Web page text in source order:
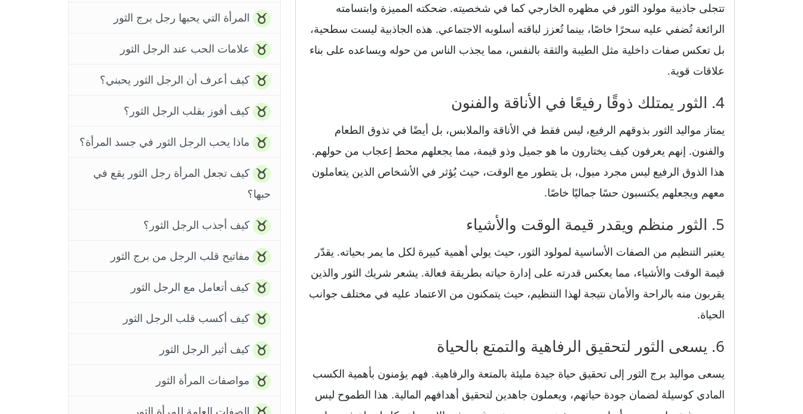
تتجلى جاذبية مولود الثور في مظهره الخارجي كما في شخصيته. ضحكته المميزة وابتسامته
الرائعة تُضفي عليه سحرًا خاصًا، بينما تُعزز لباقته أسلوبه الاجتماعي. هذه الجاذبية ليست سطحية،
بل تعكس صفات داخلية مثل الطيبة والثقة بالنفس، مما يجذب الناس من حوله ويساعده على بناء
علاقات قوية.
4. الثور يمتلك ذوقًا رفيعًا في الأناقة والفنون
يمتاز مواليد الثور بذوقهم الرفيع، ليس فقط في الأناقة والملابس، بل أيضًا في تذوق الطعام
والفنون. إنهم يعرفون كيف يختارون ما هو جميل وذو قيمة، مما يجعلهم محط إعجاب من حولهم.
هذا الذوق الرفيع ليس مجرد ميول، بل يتطور مع الوقت، حيث يُؤثر في الأشخاص الذين يتعاملون
معهم ويجعلهم يكتسبون حسًا جماليًا خاصًا.
5. الثور منظم ويقدر قيمة الوقت والأشياء
يعتبر التنظيم من الصفات الأساسية لمولود الثور، حيث يولي أهمية كبيرة لكل ما يمر بحياته. يقدّر
قيمة الوقت والأشياء، مما يعكس قدرته على إدارة حياته بطريقة فعالة. يشعر شريك الثور والذين
يقربون منه بالراحة والأمان نتيجة لهذا التنظيم، حيث يتمكنون من الاعتماد عليه في مختلف جوانب
الحياة.
6. يسعى الثور لتحقيق الرفاهية والتمتع بالحياة
يسعى مواليد برج الثور إلى تحقيق حياة جيدة مليئة بالمتعة والرفاهية. فهم يؤمنون بأهمية الكسب
المادي كوسيلة لضمان جودة حياتهم، ويعملون جاهدين لتحقيق أهدافهم المالية. هذا الطموح ليس
المرأة التي يحبها رجل برج الثور
علامات الحب عند الرجل الثور
كيف أعرف أن الرجل الثور يحبني؟
كيف أفوز بقلب الرجل الثور؟
ماذا يحب الرجل الثور في جسد المرأة؟
كيف تجعل المرأة رجل الثور يقع في
حبها؟
كيف أجذب الرجل الثور؟
مفاتيح قلب الرجل من برج الثور
كيف أتعامل مع الرجل الثور
كيف أكسب قلب الرجل الثور
كيف أثير الرجل الثور
مواصفات المرأة الثور
الصفات العامة للمرأة الثور